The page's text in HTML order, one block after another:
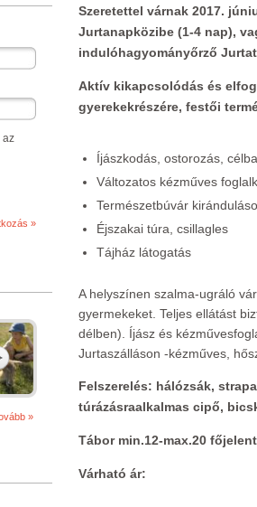
az
»
Szeretettel várnak 2017.
Jurtanapközibe (1-4 nap),
indulóhagyományőrző
Aktív kikapcsolódás és
gyerekekrészére, festői
Íjászkodás, ostorozás,
Változatos kézműves
Természetbúvár
Éjszakai túra, csillagles
Tájház látogatás
A helyszínen szalma-ugráló
gyermekeket. Teljes ellátást
délben). Íjász és
Jurtaszálláson -kézműves,
Felszerelés: hálózsák,
túrázásraalkalmas cipő,
Tábor min.12-max.20
Várható ár: